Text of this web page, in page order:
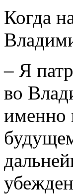
Когда
– Я
во
именно